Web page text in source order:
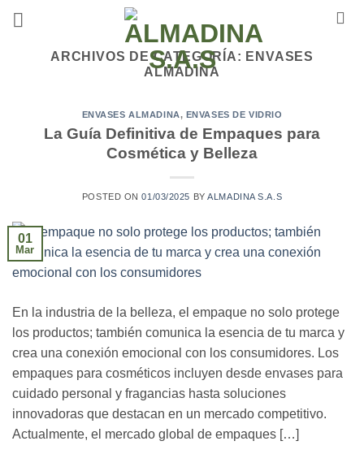
contenidoARCHIVOS DE CATEGORÍA: ENVASES
ALMADINA
ENVASES ALMADINA, ENVASES DE VIDRIO
La Guía Definitiva de Empaques para
Cosmética y Belleza
POSTED ON01/03/2025 BYALMADINA S.A.S
01
Mar
En la industria de la belleza, el empaque no solo protege
los productos; también comunica la esencia de tu marca y
crea una conexión emocional con los consumidores. Los
empaques para cosméticos incluyen desde envases para
cuidado personal y fragancias hasta soluciones
innovadoras que destacan en un mercado competitivo.
Actualmente, el mercado global de empaques […]